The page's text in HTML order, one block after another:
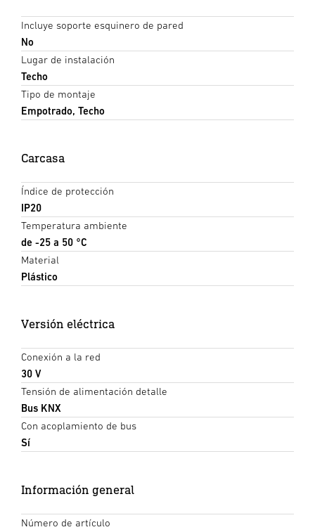
Incluye soporte esquinero de pared
No
Lugar de instalación
Techo
Tipo de montaje
Empotrado, Techo
Carcasa
Índice de protección
IP20
Temperatura ambiente
de -25 a 50 °C
Material
Plástico
Versión eléctrica
Conexión a la red
30 V
Tensión de alimentación detalle
Bus KNX
Con acoplamiento de bus
Sí
Información general
Número de artículo